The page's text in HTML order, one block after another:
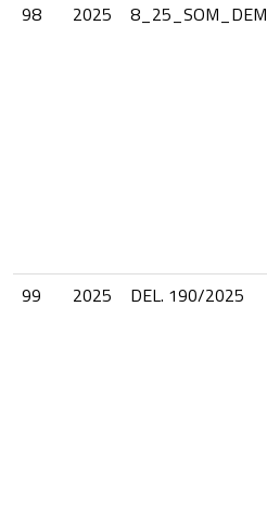
98
2025 8_25_SOM_DEM
99
2025 DEL. 190/2025